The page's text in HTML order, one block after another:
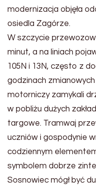
modernizacja objęła
osiedla Zagórze.
W szczycie
minut, a na liniach
105N i 13N, często z
godzinach
motorniczy zamykali
w pobliżu dużych
targowe. Tramwaj
uczniów i gospodynie
codziennym
symbolem dobrze
Sosnowiec mógł być